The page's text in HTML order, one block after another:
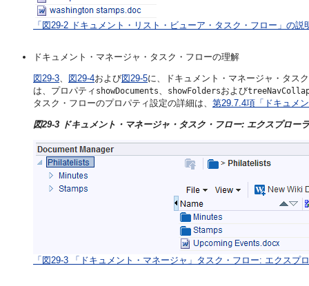
「図29-2 ドキュメント・リスト・ビューア・タスク・フロー」の説
ドキュメント・マネージャ・タスク・フローの理解
図29-3、 図29-4および図29-5に、ドキュメント・マネージャ・タス
は、プロパティ showDocuments、 showFoldersおよび
タスク・フローのプロパティ設定の詳細は、 第29.7.4項「ドキュメ
図29-3 ドキュメント・マネージャ・タスク・フロー: エクスプロー
「図29-3 「ドキュメント・マネージャ」タスク・フロー: エクスプ